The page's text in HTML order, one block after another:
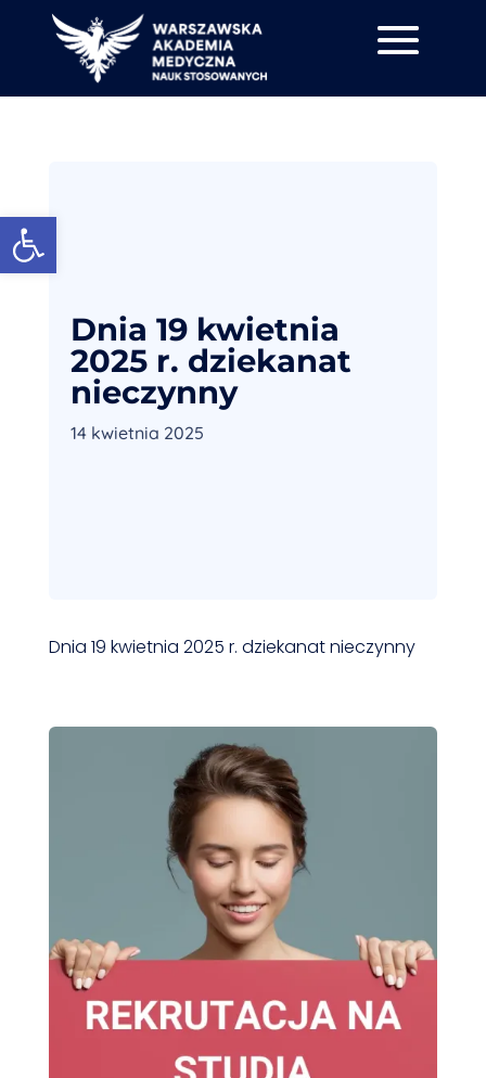
Dnia 19 kwietnia
2025 r. dziekanat
nieczynny
14 kwietnia 2025
Dnia 19 kwietnia 2025 r. dziekanat nieczynny
Otwórz pasek narzędzi